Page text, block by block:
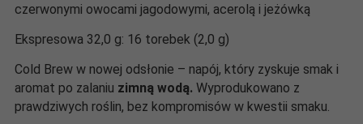
czerwonymi owocami jagodowymi, acerolą i jeżówką
Ekspresowa 32,0 g: 16 torebek (2,0 g)
Cold Brew w nowej odsłonie – napój, który zyskuje smak i
aromat po zalaniu zimną wodą. Wyprodukowano z
prawdziwych roślin, bez kompromisów w kwestii smaku.